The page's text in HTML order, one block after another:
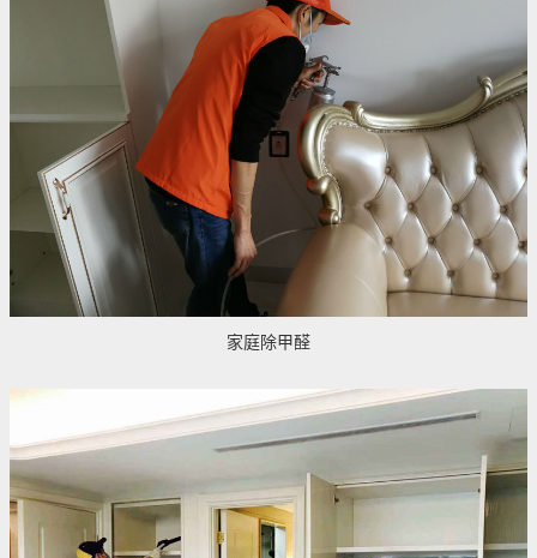
家庭除甲醛